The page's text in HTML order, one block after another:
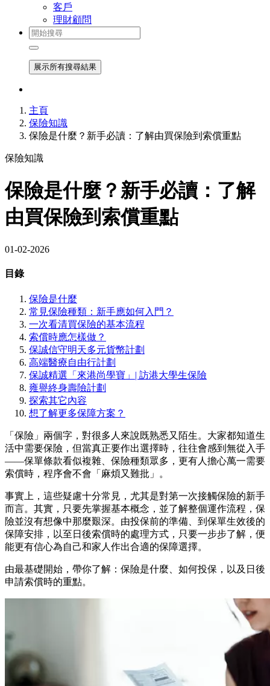
客戶
理財顧問
展示所有搜尋結果
主頁
保險知識
保險是什麼？新手必讀：了解由買保險到索償重點
保險知識
保險是什麼？新手必讀：了解
由買保險到索償重點
01-02-2026
目錄
保險是什麼
常見保險種類：新手應如何入門？
一次看清買保險的基本流程
索償時應怎樣做？
保誠信守明天多元貨幣計劃
高端醫療自由行計劃
保誠精選「來港尚學寶」| 訪港大學生保險
雍譽終身壽險計劃
探索其它內容
想了解更多保障方案？
「保險」兩個字，對很多人來說既熟悉又陌生。大家都知道生
活中需要保險，但當真正要作出選擇時，往往會感到無從入手
——保單條款看似複雜、保險種類眾多，更有人擔心萬一需要
索償時，程序會不會「麻煩又難批」。
事實上，這些疑慮十分常見，尤其是對第一次接觸保險的新手
而言。其實，只要先掌握基本概念，並了解整個運作流程，保
險並沒有想像中那麼艱深。由投保前的準備、到保單生效後的
保障安排，以至日後索償時的處理方式，只要一步步了解，便
能更有信心為自己和家人作出合適的保障選擇。
由最基礎開始，帶你了解：保險是什麼、如何投保，以及日後
申請索償時的重點。